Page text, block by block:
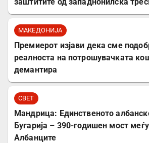
МАКЕДОНИЈА
Премиерот изјави дека сме
реалноста на потрошувачката
демантира
СВЕТ
Мандрица: Единственото
Бугарија – 390-годишен мост
Албанците